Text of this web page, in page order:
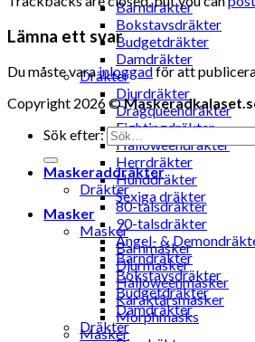
Barndräkter
Bokstavsdräkter
Budgetdräkter
Damdräkter
Dräkter
Djurdräkter
Dragqueendräkter
Fightingdräkter
Halloweendräkter
Herrdräkter
Hunddräkter
Sexiga dräkter
Masker
Masker
Barnmasker
Djurmasker
Halloweenmasker
Karaktärsmasker
Morphmasks
Masker
Lämna ett svar
Du måste varainloggadför att
Copyright 2026 ©
Sök efter:
Maskeraddräkter
Dräkter
80-talsdräkter
90-talsdräkter
Ängel- &
Barndräkter
Bokstavsdräkter
Budgetdräkter
Damdräkter
Dräkter